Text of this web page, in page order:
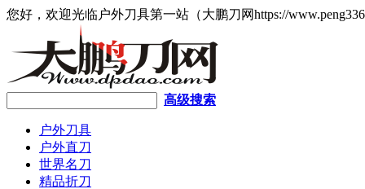
您好，欢迎光临户外刀具第一站（大鹏刀网https://
高级搜索
户外刀具
户外直刀
世界名刀
精品折刀